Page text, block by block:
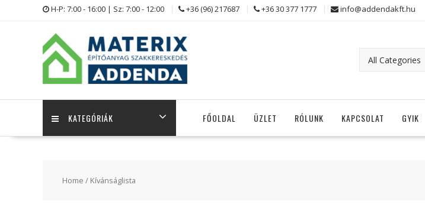
H-P: 7:00 - 16:00 | Sz: 7:00 - 12:00 +36 (96) 217687 +36 30 377 1777 info@addendakft.hu
KATEGÓRIÁK FŐOLDAL ÜZLET RÓLUNK KAPCSOLAT GYIK
Home / Kívánságlista